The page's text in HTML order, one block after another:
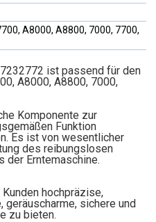
A8000, A8800, 7000, 7700,
ist passend für den
A8000, A8800, 7000,
Komponente zur
Funktion
Es ist von wesentlicher
des reibungslosen
Erntemaschine.
hochpräzise,
sichere und
zu bieten.